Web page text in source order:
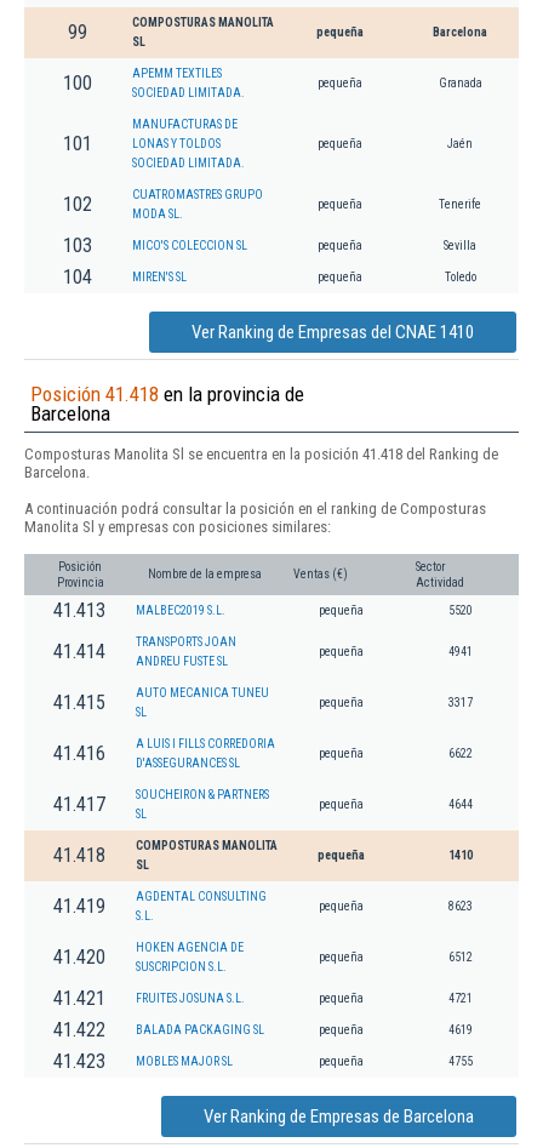
99
COMPOSTURAS MANOLITA
SL
pequeña Barcelona
100
APEMM TEXTILES
SOCIEDAD LIMITADA.
pequeña Granada
101
MANUFACTURAS DE
LONAS Y TOLDOS
SOCIEDAD LIMITADA.
pequeña Jaén
102
CUATROMASTRES GRUPO
MODA SL.
pequeña Tenerife
103 MICO'S COLECCION SL pequeña Sevilla
104 MIREN'S SL pequeña Toledo
Ver Ranking de Empresas del CNAE 1410
Posición 41.418 en la provincia de
Barcelona
Composturas Manolita Sl se encuentra en la posición 41.418 del Ranking de
Barcelona.
A continuación podrá consultar la posición en el ranking de Composturas
Manolita Sl y empresas con posiciones similares:
Posición
Provincia
Nombre de la empresa Ventas (€)
Sector
Actividad
41.413 MALBEC2019 S.L. pequeña 5520
41.414
TRANSPORTS JOAN
ANDREU FUSTE SL
pequeña 4941
41.415
AUTO MECANICA TUNEU
SL
pequeña 3317
41.416
A LUIS I FILLS CORREDORIA
D'ASSEGURANCES SL
pequeña 6622
41.417
SOUCHEIRON & PARTNERS
SL
pequeña 4644
41.418
COMPOSTURAS MANOLITA
SL
pequeña 1410
41.419
AGDENTAL CONSULTING
S.L.
pequeña 8623
41.420
HOKEN AGENCIA DE
SUSCRIPCION S.L.
pequeña 6512
41.421 FRUITES JOSUNA S.L. pequeña 4721
41.422 BALADA PACKAGING SL pequeña 4619
41.423 MOBLES MAJOR SL pequeña 4755
Ver Ranking de Empresas de Barcelona